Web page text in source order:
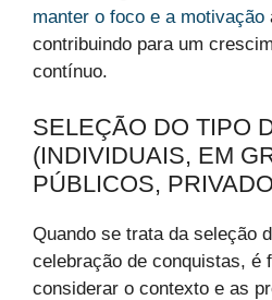
manter o foco e a motivação
contribuindo para um
contínuo.
SELEÇÃO DO TIPO
(INDIVIDUAIS, EM
PÚBLICOS,
Quando se trata da seleção
celebração de conquistas, é
considerar o contexto e as